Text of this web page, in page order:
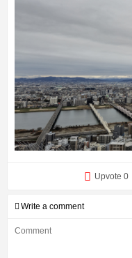
Upvote 0
Write a comment